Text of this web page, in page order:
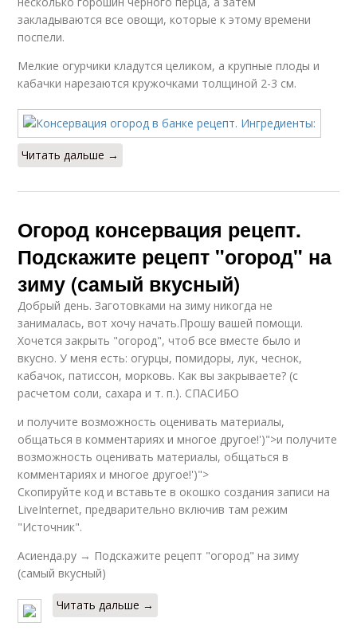
закладываются все овощи, которые к этому времени
поспели.
Мелкие огурчики кладутся целиком, а крупные плоды и
кабачки нарезаются кружочками толщиной 2-3 см.
Читать дальше →
Огород консервация рецепт.
Подскажите рецепт "огород" на
зиму (самый вкусный)
Добрый день. Заготовками на зиму никогда не
занималась, вот хочу начать.Прошу вашей помощи.
Хочется закрыть "огород", чтоб все вместе было и
вкусно. У меня есть: огурцы, помидоры, лук, чеснок,
кабачок, патиссон, морковь. Как вы закрываете? (с
расчетом соли, сахара и т. п.). СПАСИБО
и получите возможность оценивать материалы,
общаться в комментариях и многое другое!')">и получите
возможность оценивать материалы, общаться в
комментариях и многое другое!')">
Скопируйте код и вставьте в окошко создания записи на
LiveInternet, предварительно включив там режим
"Источник".
Асиенда.ру → Подскажите рецепт "огород" на зиму
(самый вкусный)
Читать дальше →